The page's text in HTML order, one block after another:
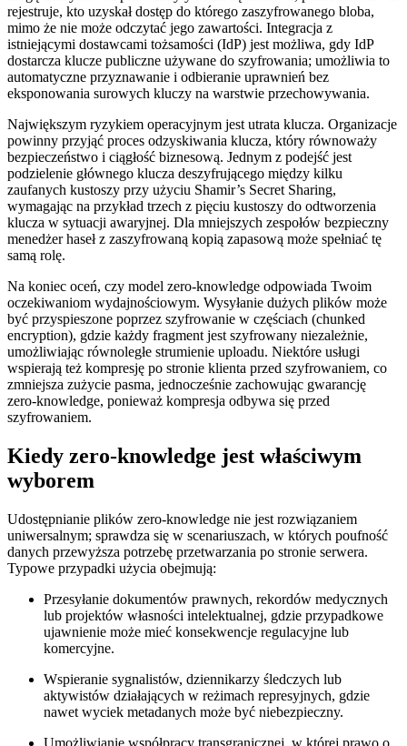
rejestruje, kto uzyskał dostęp do którego zaszyfrowanego bloba,
mimo że nie może odczytać jego zawartości. Integracja z
istniejącymi dostawcami tożsamości (IdP) jest możliwa, gdy IdP
dostarcza klucze publiczne używane do szyfrowania; umożliwia to
automatyczne przyznawanie i odbieranie uprawnień bez
eksponowania surowych kluczy na warstwie przechowywania.
Największym ryzykiem operacyjnym jest utrata klucza. Organizacje
powinny przyjąć proces odzyskiwania klucza, który równoważy
bezpieczeństwo i ciągłość biznesową. Jednym z podejść jest
podzielenie głównego klucza deszyfrującego między kilku
zaufanych kustoszy przy użyciu Shamir’s Secret Sharing,
wymagając na przykład trzech z pięciu kustoszy do odtworzenia
klucza w sytuacji awaryjnej. Dla mniejszych zespołów bezpieczny
menedżer haseł z zaszyfrowaną kopią zapasową może spełniać tę
samą rolę.
Na koniec oceń, czy model zero‑knowledge odpowiada Twoim
oczekiwaniom wydajnościowym. Wysyłanie dużych plików może
być przyspieszone poprzez szyfrowanie w częściach (chunked
encryption), gdzie każdy fragment jest szyfrowany niezależnie,
umożliwiając równoległe strumienie uploadu. Niektóre usługi
wspierają też kompresję po stronie klienta przed szyfrowaniem, co
zmniejsza zużycie pasma, jednocześnie zachowując gwarancję
zero‑knowledge, ponieważ kompresja odbywa się przed
szyfrowaniem.
Kiedy zero‑knowledge jest właściwym
wyborem
Udostępnianie plików zero‑knowledge nie jest rozwiązaniem
uniwersalnym; sprawdza się w scenariuszach, w których poufność
danych przewyższa potrzebę przetwarzania po stronie serwera.
Typowe przypadki użycia obejmują:
Przesyłanie dokumentów prawnych, rekordów medycznych
lub projektów własności intelektualnej, gdzie przypadkowe
ujawnienie może mieć konsekwencje regulacyjne lub
komercyjne.
Wspieranie sygnalistów, dziennikarzy śledczych lub
aktywistów działających w reżimach represyjnych, gdzie
nawet wyciek metadanych może być niebezpieczny.
Umożliwianie współpracy transgranicznej, w której prawo o